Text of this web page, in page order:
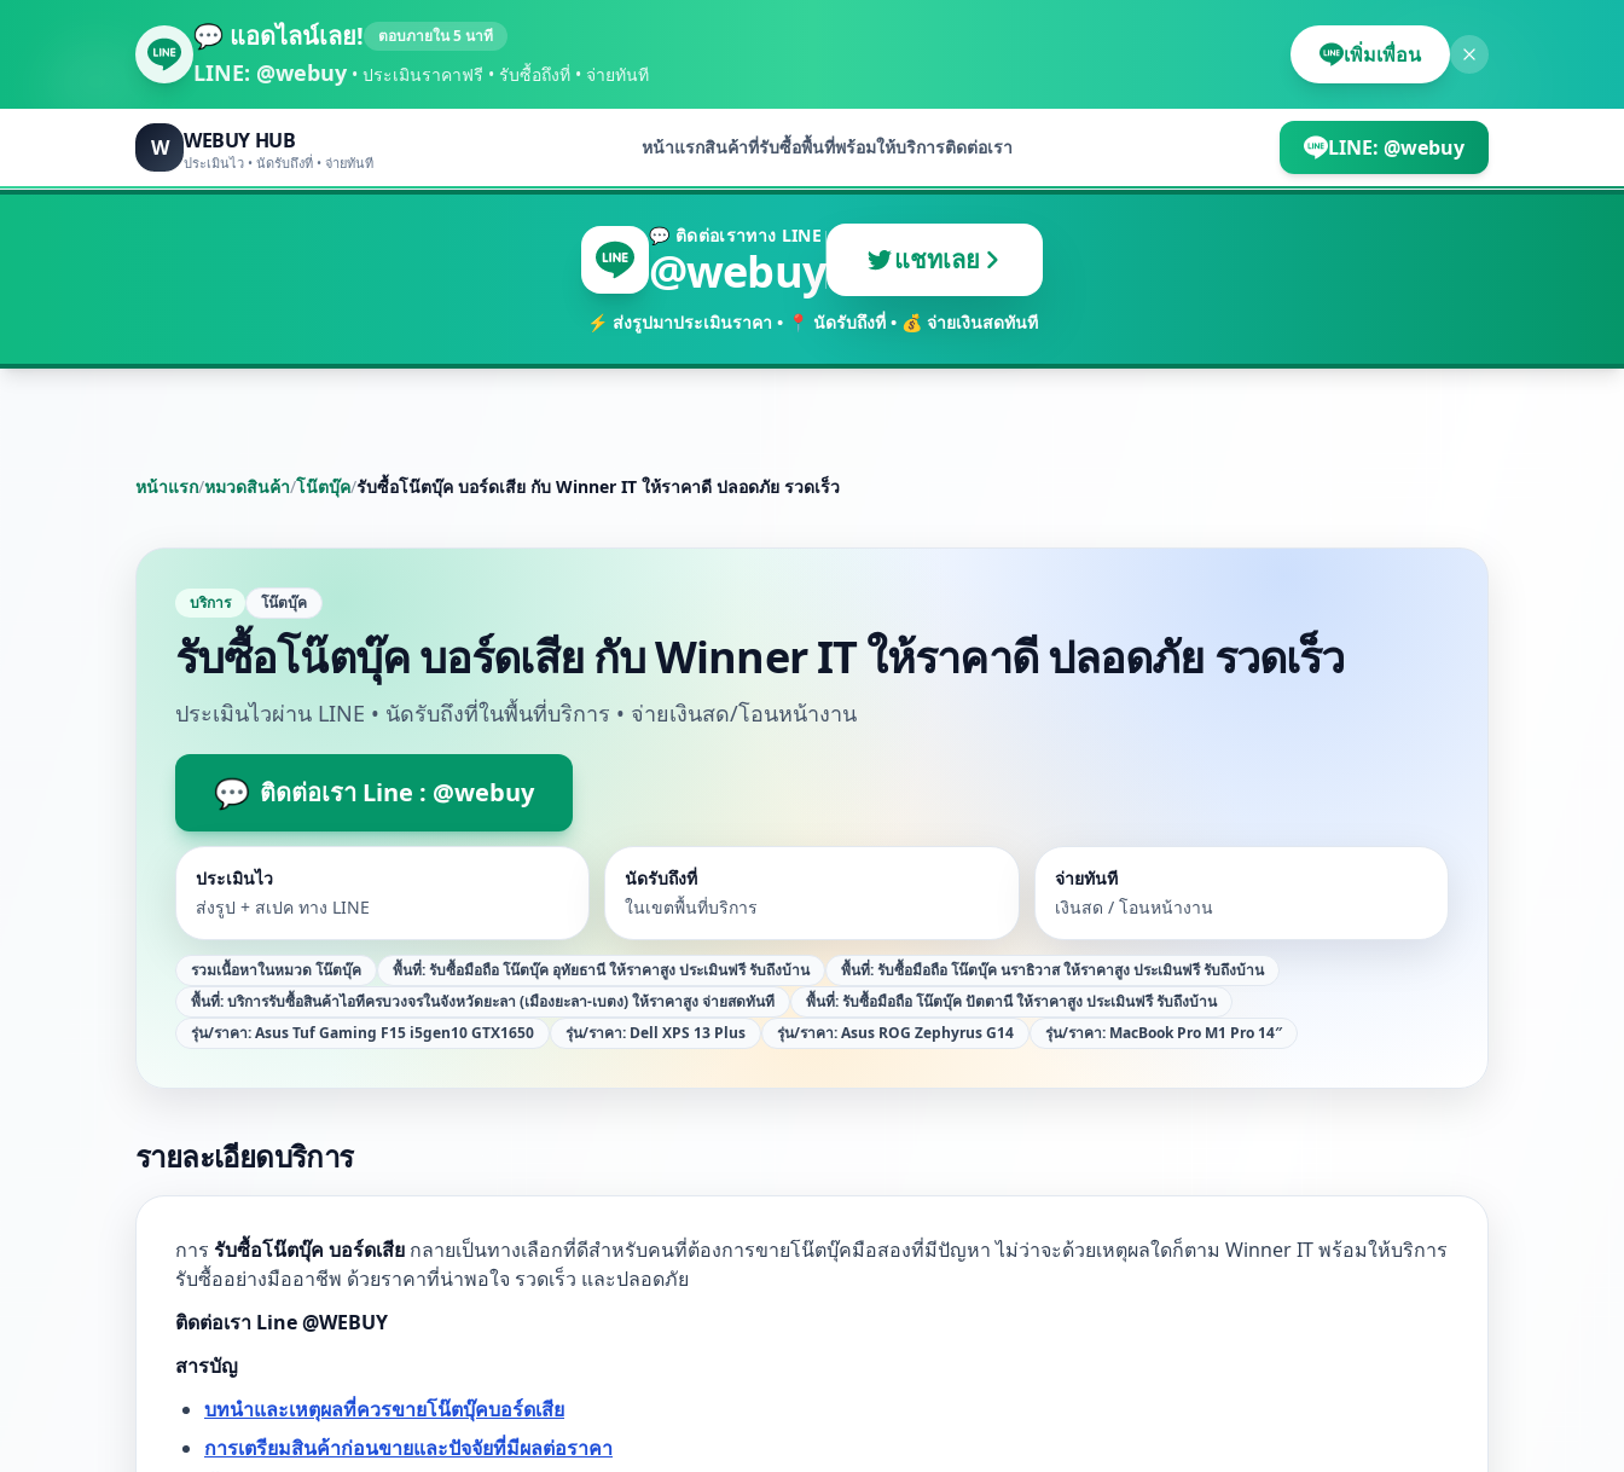
💬 แอดไลน์เลย! ตอบภายใน 5 นาที
LINE: @webuy • ประเมินราคาฟรี • รับซื้อถึงที่ • จ่ายทันที
เพิ่มเพื่อน
W WEBUY HUB
ประเมินไว • นัดรับถึงที่ • จ่ายทันที
หน้าแรกสินค้าที่รับซื้อพื้นที่พร้อมให้บริการติดต่อเรา LINE: @webuy
💬 ติดต่อเราทาง LINE
@webuy แชทเลย
⚡ ส่งรูปมาประเมินราคา • 📍 นัดรับถึงที่ • 💰 จ่ายเงินสดทันที
หน้าแรก/หมวดสินค้า/โน๊ตบุ๊ค/รับซื้อโน๊ตบุ๊ค บอร์ดเสีย กับ Winner IT ให้ราคาดี ปลอดภัย รวดเร็ว
บริการ โน๊ตบุ๊ค
รับซื้อโน๊ตบุ๊ค บอร์ดเสีย กับ Winner IT ให้ราคาดี ปลอดภัย รวดเร็ว
ประเมินไวผ่าน LINE • นัดรับถึงที่ในพื้นที่บริการ • จ่ายเงินสด/โอนหน้างาน
💬 ติดต่อเรา Line : @webuy
ประเมินไว
ส่งรูป + สเปค ทาง LINE
นัดรับถึงที่
ในเขตพื้นที่บริการ
จ่ายทันที
เงินสด / โอนหน้างาน
รวมเนื้อหาในหมวดโน๊ตบุ๊ค พื้นที่:รับซื้อมือถือ โน๊ตบุ๊ค อุทัยธานี ให้ราคาสูง ประเมินฟรี รับถึงบ้าน พื้นที่:รับซื้อมือถือ โน๊ตบุ๊ค นราธิวาส ให้ราคาสูง ประเมินฟรี รับถึงบ้าน
พื้นที่:บริการรับซื้อสินค้าไอทีครบวงจรในจังหวัดยะลา (เมืองยะลา-เบตง) ให้ราคาสูง จ่ายสดทันที พื้นที่:รับซื้อมือถือ โน๊ตบุ๊ค ปัตตานี ให้ราคาสูง ประเมินฟรี รับถึงบ้าน
รุ่น/ราคา:Asus Tuf Gaming F15 i5gen10 GTX1650 รุ่น/ราคา: Dell XPS 13 Plus รุ่น/ราคา:Asus ROG Zephyrus G14 รุ่น/ราคา: MacBook Pro M1 Pro 14″
รายละเอียดบริการ
การ รับซื้อโน๊ตบุ๊ค บอร์ดเสีย กลายเป็นทางเลือกที่ดีสำหรับคนที่ต้องการขายโน๊ตบุ๊คมือสองที่มีปัญหา ไม่ว่าจะด้วยเหตุผลใดก็ตาม Winner IT พร้อมให้บริการ
รับซื้ออย่างมืออาชีพ ด้วยราคาที่น่าพอใจ รวดเร็ว และปลอดภัย
ติดต่อเรา Line @WEBUY
สารบัญ
บทนำและเหตุผลที่ควรขายโน๊ตบุ๊คบอร์ดเสีย
การเตรียมสินค้าก่อนขายและปัจจัยที่มีผลต่อราคา